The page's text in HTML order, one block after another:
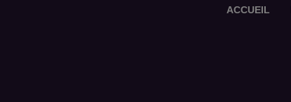
ACCUEIL